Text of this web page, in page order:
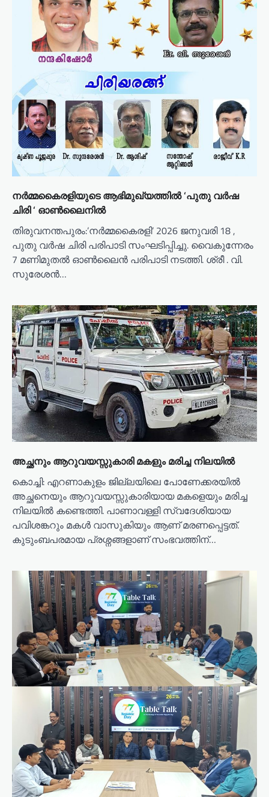
നർമ്മകൈരളിയുടെ ആഭിമുഖ്യത്തിൽ ‘പുതു വർഷ
ചിരി ‘ ഓൺലൈനിൽ
തിരുവനന്തപുരം:’നർമ്മകൈരളി’ 2026 ജനുവരി 18 ,
പുതു വർഷ ചിരി പരിപാടി സംഘടിപ്പിച്ചു. വൈകുന്നേരം
7 മണിമുതൽ ഓൺലൈൻ പരിപാടി നടത്തി. ശ്രീ . വി.
സുരേശൻ…
അച്ഛനും ആറുവയസ്സുകാരി മകളും മരിച്ച നിലയിൽ
കൊച്ചി: എറണാകുളം ജില്ലയിലെ പോണേക്കരയിൽ
അച്ഛനെയും ആറുവയസ്സുകാരിയായ മകളെയും മരിച്ച
നിലയിൽ കണ്ടെത്തി. പാണാവള്ളി സ്വദേശിയായ
പവിശങ്കറും മകൾ വാസുകിയും ആണ് മരണപ്പെട്ടത്.
കുടുംബപരമായ പ്രശ്നങ്ങളാണ് സംഭവത്തിന്…